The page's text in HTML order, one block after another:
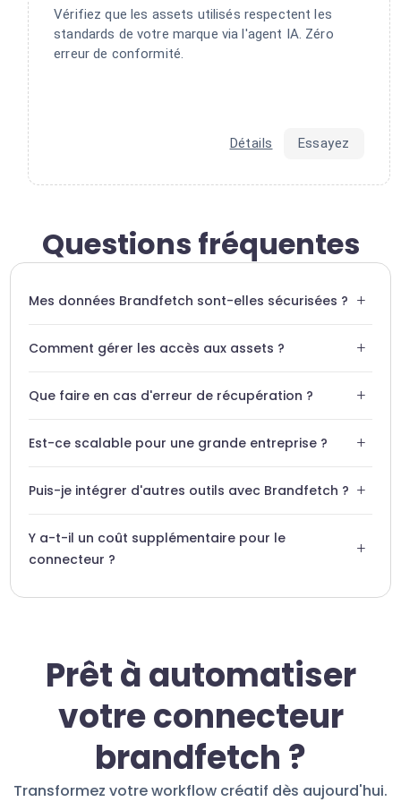
Vérifiez que les assets utilisés respectent les
standards de votre marque via l'agent IA. Zéro
erreur de conformité.
Détails Essayez
Questions fréquentes
Mes données Brandfetch sont-elles sécurisées ? +
conformes aux standards de l'industrie pour toutes les
Comment gérer les accès aux assets ? +
qui peut accéder ou modifier les assets récupérés.
Que faire en cas d'erreur de récupération ? +
d'identifier et de corriger instantanément tout problème
Est-ce scalable pour une grande entreprise ? +
milliers de requêtes d'assets sans perte de performance.
Puis-je intégrer d'autres outils avec Brandfetch ? +
lier Brandfetch à Slack, Notion ou votre CRM.
Y a-t-il un coût supplémentaire pour le
connecteur ?
+
Prêt à automatiser
votre connecteur
brandfetch ?
Transformez votre workflow créatif dès aujourd'hui.